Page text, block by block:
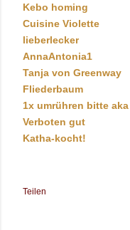
Kebo homing
Cuisine Violette
lieberlecker
AnnaAntonia1
Tanja von Greenway
Fliederbaum
1x umrühren bitte aka
Verboten gut
Katha-kocht!
Teilen